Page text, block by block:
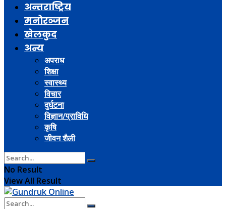
अन्तराष्ट्रिय
मनोरञ्जन
खेलकुद
अन्य
अपराध
शिक्षा
स्वास्थ्य
विचार
दुर्घटना
विज्ञान/प्राविधि
कृषि
जीवन शैली
No Result
View All Result